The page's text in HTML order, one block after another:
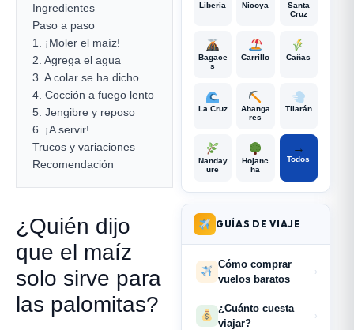
Ingredientes
Paso a paso
1. ¡Moler el maíz!
2. Agrega el agua
3. A colar se ha dicho
4. Cocción a fuego lento
5. Jengibre y reposo
6. ¡A servir!
Trucos y variaciones
Recomendación
¿Quién dijo
que el maíz
solo sirve para
las palomitas?
Liberia Nicoya
Santa
Cruz
Bagace
s
Carrillo Cañas
La Cruz
Abanga
res
Tilarán
Nanday
ure
Hojanc
ha
→
Todos
GUÍAS DE VIAJE
Cómo comprar
vuelos baratos
›
¿Cuánto cuesta
viajar?
›